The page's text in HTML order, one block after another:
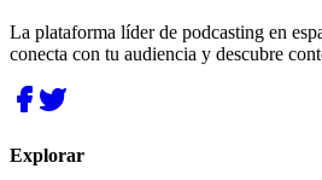
La plataforma líder de podcasting en
conecta con tu audiencia y descubre
Explorar